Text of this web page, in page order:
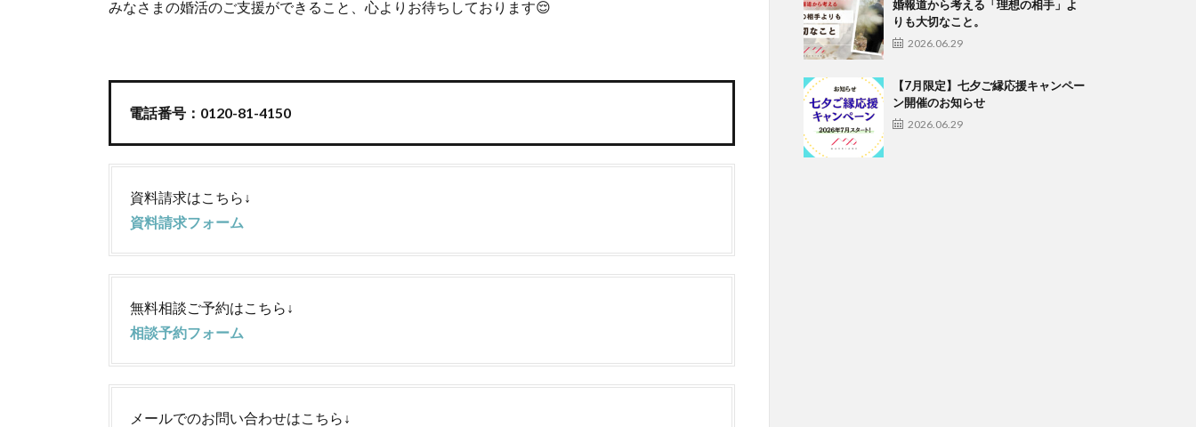
みなさまの婚活のご支援ができること、心よりお待ちしております😌
電話番号：0120-81-4150
資料請求はこちら↓
資料請求フォーム
無料相談ご予約はこちら↓
相談予約フォーム
メールでのお問い合わせはこちら↓
婚報道から考える「理想の相手」よ
りも大切なこと。
2026.06.29
【7月限定】七夕ご縁応援キャンペー
ン開催のお知らせ
2026.06.29